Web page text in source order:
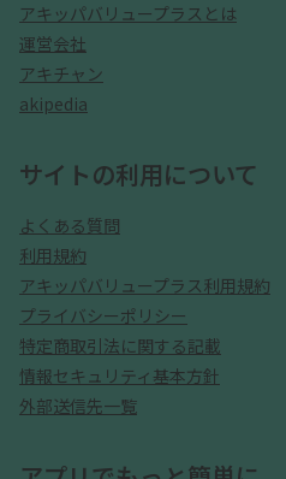
アキッパバリュープラスとは
運営会社
アキチャン
akipedia
サイトの利用について
よくある質問
利用規約
アキッパバリュープラス利用規約
プライバシーポリシー
特定商取引法に関する記載
情報セキュリティ基本方針
外部送信先一覧